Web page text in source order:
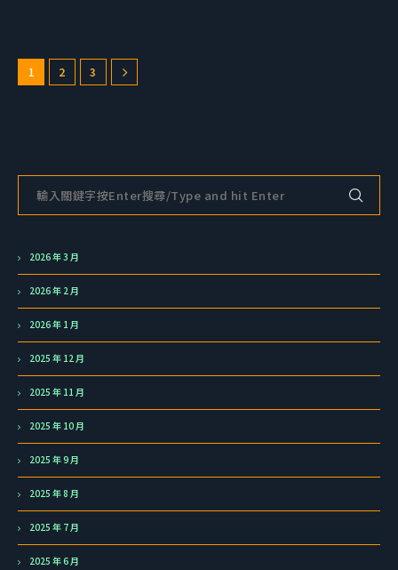
1 2 3
2026 年 3 月
2026 年 2 月
2026 年 1 月
2025 年 12 月
2025 年 11 月
2025 年 10 月
2025 年 9 月
2025 年 8 月
2025 年 7 月
2025 年 6 月